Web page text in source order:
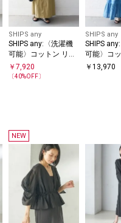
SHIPS any
SHIPS any:〈洗濯機
可能〉コットン リネ
ン テントライン キャ
ミ ワンピース
￥ 7,920
〔40%OFF〕
SHIPS any
SHIPS
可能〉コ
クス レー
￥13,970
NEW